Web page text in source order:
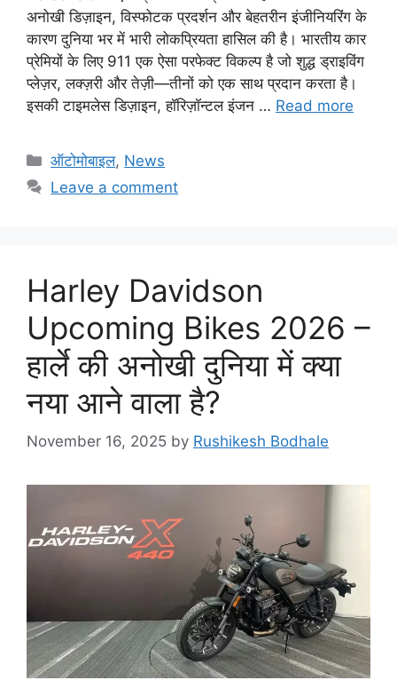
अनोखी डिज़ाइन, विस्फोटक प्रदर्शन और बेहतरीन इंजीनियरिंग के
कारण दुनिया भर में भारी लोकप्रियता हासिल की है। भारतीय कार
प्रेमियों के लिए 911 एक ऐसा परफेक्ट विकल्प है जो शुद्ध ड्राइविंग
प्लेज़र, लक्ज़री और तेज़ी—तीनों को एक साथ प्रदान करता है।
इसकी टाइमलेस डिज़ाइन, हॉरिज़ॉन्टल इंजन … Read more
C
a
r
e
s
ऑटोमोबाइल, News
Leave a comment
Harley Davidson
Upcoming Bikes 2026 –
हार्ले की अनोखी दुनिया में क्या
नया आने वाला है?
November 16, 2025 by Rushikesh Bodhale